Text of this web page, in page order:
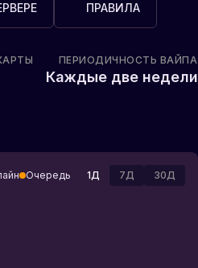
ПРАВИЛА
ПЕРИОДИЧНОСТЬ ВАЙПА
Каждые две недели
Очередь 1Д 7Д 30Д